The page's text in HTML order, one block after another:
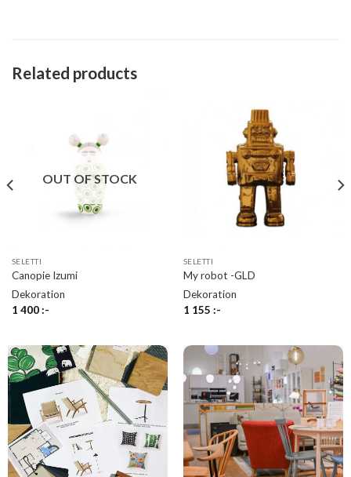
Related products
OUT OF STOCK
SELETTI
Canopie Izumi
Dekoration
1 400:-
SELETTI
My robot -GLD
Dekoration
1 155 :-